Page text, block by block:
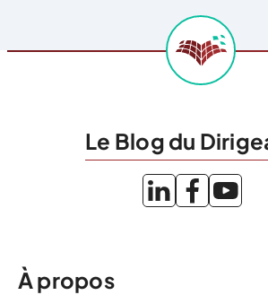
Le Blog du
À propos